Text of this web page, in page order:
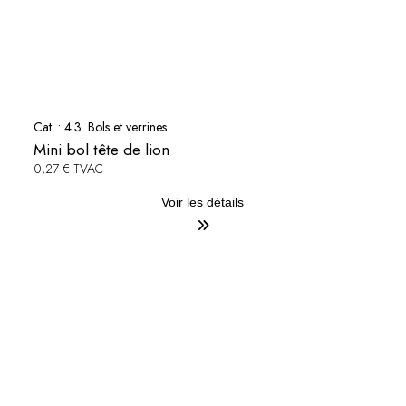
Cat. : 4.3. Bols et verrines
Mini bol tête de lion
0,27 € TVAC
Voir les détails